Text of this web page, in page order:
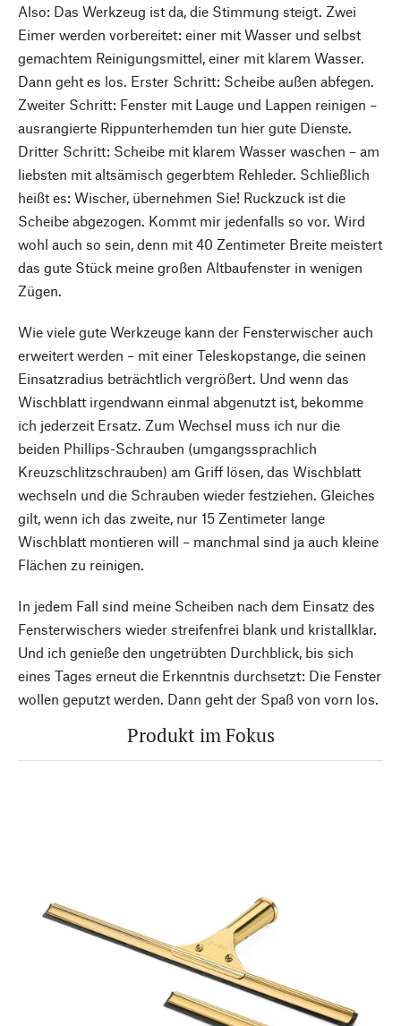
Also: Das Werkzeug ist da, die Stimmung steigt. Zwei
Eimer werden vorbereitet: einer mit Wasser und selbst
gemachtem Reinigungsmittel, einer mit klarem Wasser.
Dann geht es los. Erster Schritt: Scheibe außen abfegen.
Zweiter Schritt: Fenster mit Lauge und Lappen reinigen –
ausrangierte Rippunterhemden tun hier gute Dienste.
Dritter Schritt: Scheibe mit klarem Wasser waschen – am
liebsten mit altsämisch gegerbtem Rehleder. Schließlich
heißt es: Wischer, übernehmen Sie! Ruckzuck ist die
Scheibe abgezogen. Kommt mir jedenfalls so vor. Wird
wohl auch so sein, denn mit 40 Zentimeter Breite meistert
das gute Stück meine großen Altbaufenster in wenigen
Zügen.
Wie viele gute Werkzeuge kann der Fensterwischer auch
erweitert werden – mit einer Teleskopstange, die seinen
Einsatzradius beträchtlich vergrößert. Und wenn das
Wischblatt irgendwann einmal abgenutzt ist, bekomme
ich jederzeit Ersatz. Zum Wechsel muss ich nur die
beiden Phillips-Schrauben (umgangssprachlich
Kreuzschlitzschrauben) am Griff lösen, das Wischblatt
wechseln und die Schrauben wieder festziehen. Gleiches
gilt, wenn ich das zweite, nur 15 Zentimeter lange
Wischblatt montieren will – manchmal sind ja auch kleine
Flächen zu reinigen.
In jedem Fall sind meine Scheiben nach dem Einsatz des
Fensterwischers wieder streifenfrei blank und kristallklar.
Und ich genieße den ungetrübten Durchblick, bis sich
eines Tages erneut die Erkenntnis durchsetzt: Die Fenster
wollen geputzt werden. Dann geht der Spaß von vorn los.
Produkt im Fokus